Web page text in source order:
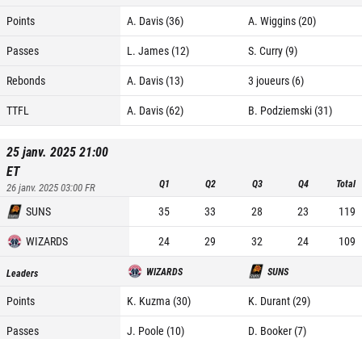
Points A. Davis (36)
A. Wiggins (20)
Passes
L. James (12)
S. Curry (9)
Rebonds
A. Davis (13)
3 joueurs (6)
TTFL
A. Davis (62) B. Podziemski (31)
25 janv. 2025 21:00
ET
26 janv. 2025 03:00FR Q1 Q2 Q3 Q4 Total
SUNS 35 33 28 23
119
WIZARDS
24 29 32 24 109
Leaders WIZARDS SUNS
Points K. Kuzma (30)
K. Durant (29)
Passes
J. Poole (10)
D. Booker (7)